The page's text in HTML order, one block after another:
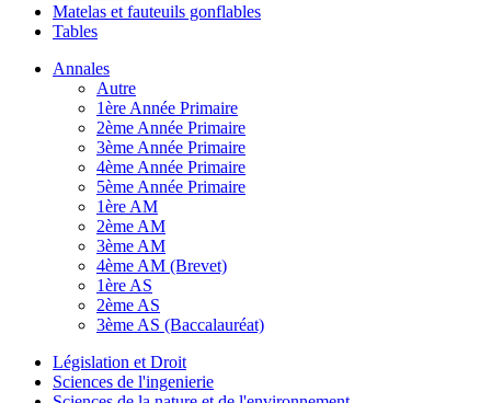
Matelas et fauteuils gonflables
Tables
Annales
Autre
1ère Année Primaire
2ème Année Primaire
3ème Année Primaire
4ème Année Primaire
5ème Année Primaire
1ère AM
2ème AM
3ème AM
4ème AM (Brevet)
1ère AS
2ème AS
3ème AS (Baccalauréat)
Législation et Droit
Sciences de l'ingenierie